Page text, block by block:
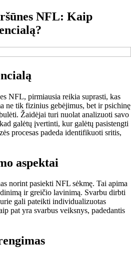
NFL: Kaip
NFL, pirmiausia reikia suprasti, kas
ne tik fizinius gebėjimus, bet ir psichinę
Žaidėjai turi nuolat analizuoti savo
galėtų įvertinti, kur galėtų pasistengti
procesas padeda identifikuoti sritis,
aspektai
norint pasiekti NFL sėkmę. Tai apima
ir greičio lavinimą. Svarbu dirbti
gali pateikti individualizuotas
pat yra svarbus veiksnys, padedantis